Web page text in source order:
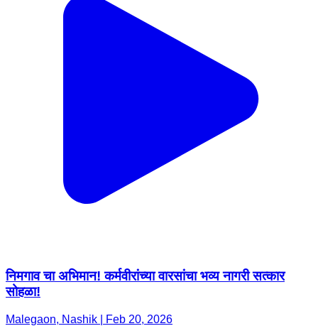
निमगाव चा अभिमान! कर्मवीरांच्या वारसांचा भव्य नागरी सत्कार
सोहळा!
Malegaon, Nashik | Feb 20, 2026